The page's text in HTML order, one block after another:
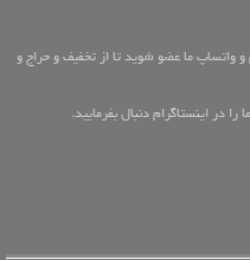
ما عضو شوید تا از تخفیف و حراج و
در اینستاگرام دنبال بفرمایید.